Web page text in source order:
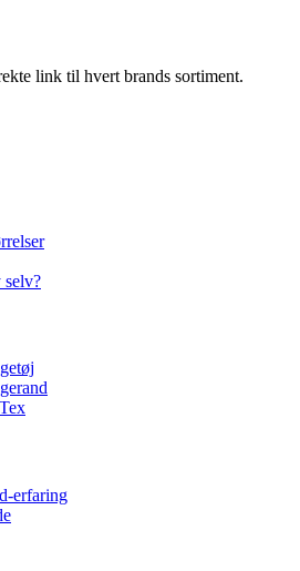
link til hvert brands sortiment.
selv?
erfaring